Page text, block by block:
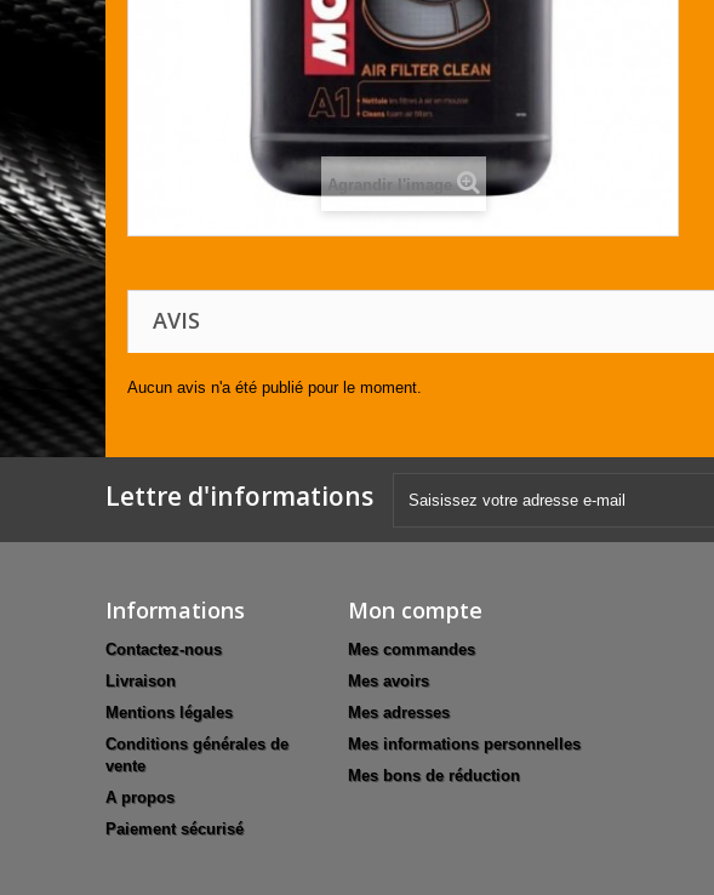
Agrandir l'image
AVIS
Aucun avis n'a été publié pour le moment.
Lettre d'informations
Informations
Contactez-nous
Livraison
Mentions légales
Conditions générales de
vente
A propos
Paiement sécurisé
Mon compte
Mes commandes
Mes avoirs
Mes adresses
Mes informations personnelles
Mes bons de réduction